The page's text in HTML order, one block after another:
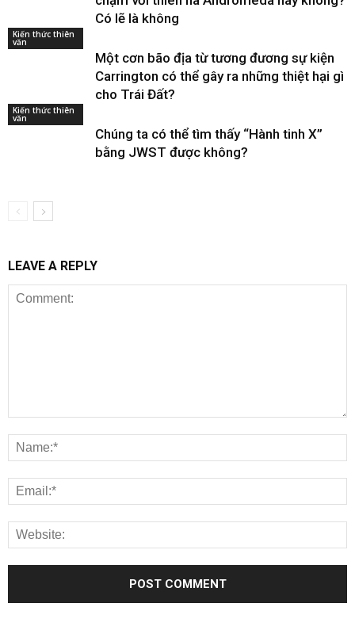
Có lẽ là không
Kiến thức thiên
văn
Một cơn bão địa từ tương đương sự kiện
Carrington có thể gây ra những thiệt hại gì
cho Trái Đất?
Kiến thức thiên
văn
Chúng ta có thể tìm thấy “Hành tinh X”
bằng JWST được không?
LEAVE A REPLY